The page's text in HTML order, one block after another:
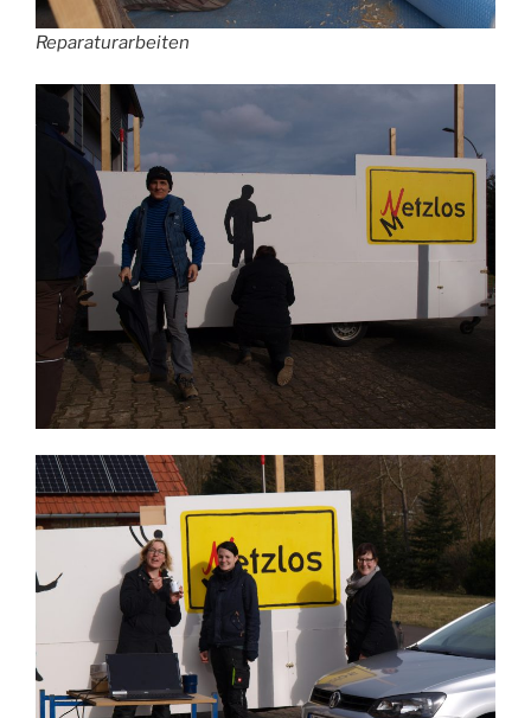
Reparaturarbeiten